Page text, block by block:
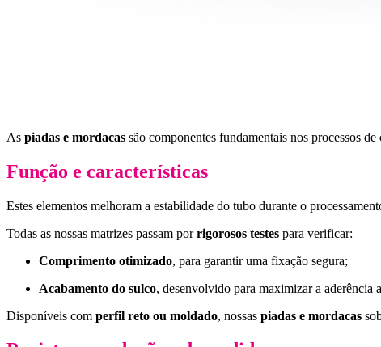
As piadas e mordacas são componentes fundamentais nos processos de
Função e características
Estes elementos melhoram a estabilidade do tubo durante o
Todas as nossas matrizes passam porrigorosos testes para verificar:
Comprimento otimizado, para garantir uma fixação segura;
Acabamento do sulco, desenvolvido para maximizar a aderência
Disponíveis com perfil reto ou moldado, nossas piadas e mordacas